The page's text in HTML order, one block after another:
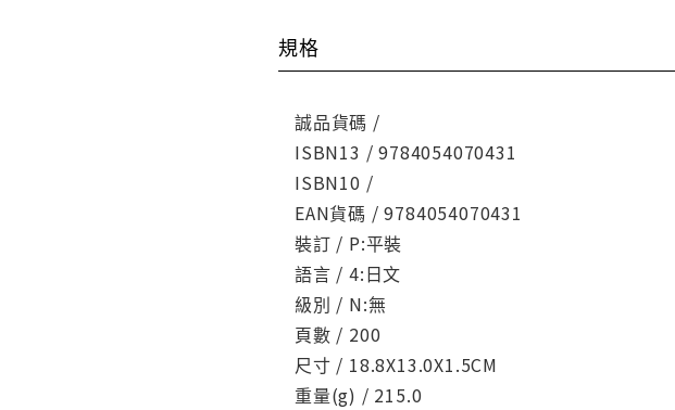
規格
誠品貨碼 /
ISBN13 / 9784054070431
ISBN10 /
EAN貨碼 / 9784054070431
裝訂 / P:平裝
語言 / 4:日文
級別 / N:無
頁數 / 200
尺寸 / 18.8X13.0X1.5CM
重量(g) / 215.0